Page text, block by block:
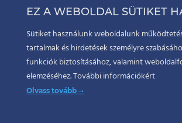
EZ A WEBOLDAL SÜTIKET
Sütiket használunk weboldalunk
tartalmak és hirdetések személyre
funkciók biztosításához, valamint
elemzéséhez. További információkért
Olvass tovább